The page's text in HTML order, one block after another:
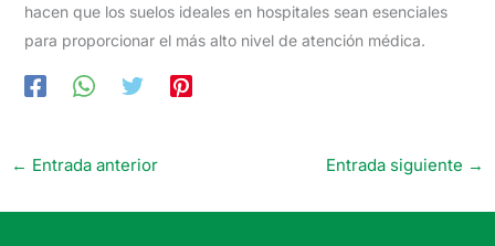
hacen que los suelos ideales en hospitales sean esenciales
para proporcionar el más alto nivel de atención médica.
← Entrada anterior Entrada siguiente →